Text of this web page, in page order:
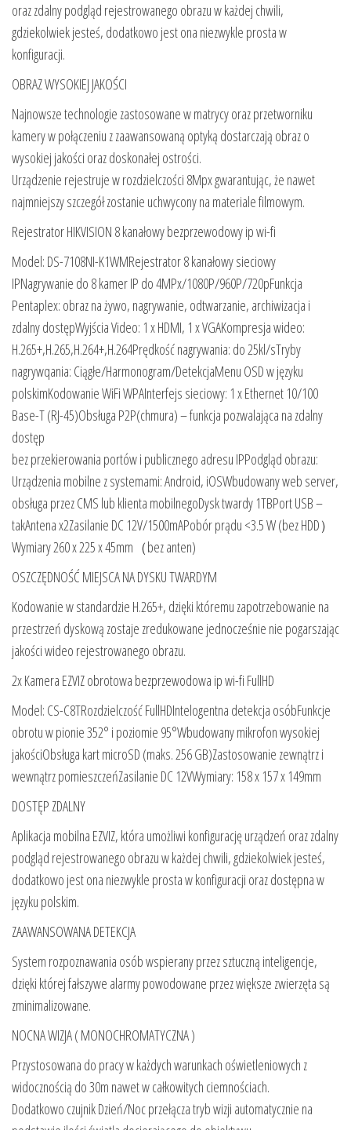
oraz zdalny podgląd rejestrowanego obrazu w każdej chwili,
gdziekolwiek jesteś, dodatkowo jest ona niezwykle prosta w
konfiguracji.
OBRAZ WYSOKIEJ JAKOŚCI
Najnowsze technologie zastosowane w matrycy oraz przetworniku
kamery w połączeniu z zaawansowaną optyką dostarczają obraz o
wysokiej jakości oraz doskonałej ostrości.
Urządzenie rejestruje w rozdzielczości 8Mpx gwarantując, że nawet
najmniejszy szczegół zostanie uchwycony na materiale filmowym.
Rejestrator HIKVISION 8 kanałowy bezprzewodowy ip wi-fi
Model: DS-7108NI-K1WMRejestrator 8 kanałowy sieciowy
IPNagrywanie do 8 kamer IP do 4MPx/1080P/960P/720pFunkcja
Pentaplex: obraz na żywo, nagrywanie, odtwarzanie, archiwizacja i
zdalny dostępWyjścia Video: 1 x HDMI, 1 x VGAKompresja wideo:
H.265+,H.265,H.264+,H.264Prędkość nagrywania: do 25kl/sTryby
nagrywqania: Ciągłe/Harmonogram/DetekcjaMenu OSD w języku
polskimKodowanie WiFi WPAInterfejs sieciowy: 1 x Ethernet 10/100
Base-T (RJ-45)Obsługa P2P(chmura) – funkcja pozwalająca na zdalny
dostęp
bez przekierowania portów i publicznego adresu IPPodgląd obrazu:
Urządzenia mobilne z systemami: Android, iOSWbudowany web server,
obsługa przez CMS lub klienta mobilnegoDysk twardy 1TBPort USB –
takAntena x2Zasilanie DC 12V/1500mAPobór prądu <3.5 W (bez HDD）
Wymiary 260 x 225 x 45mm（bez anten)
OSZCZĘDNOŚĆ MIEJSCA NA DYSKU TWARDYM
Kodowanie w standardzie H.265+, dzięki któremu zapotrzebowanie na
przestrzeń dyskową zostaje zredukowane jednocześnie nie pogarszając
jakości wideo rejestrowanego obrazu.
2x Kamera EZVIZ obrotowa bezprzewodowa ip wi-fi FullHD
Model: CS-C8TRozdzielczość FullHDIntelogentna detekcja osóbFunkcje
obrotu w pionie 352° i poziomie 95°Wbudowany mikrofon wysokiej
jakościObsługa kart microSD (maks. 256 GB)Zastosowanie zewnątrz i
wewnątrz pomieszczeńZasilanie DC 12VWymiary: 158 x 157 x 149mm
DOSTĘP ZDALNY
Aplikacja mobilna EZVIZ, która umożliwi konfigurację urządzeń oraz zdalny
podgląd rejestrowanego obrazu w każdej chwili, gdziekolwiek jesteś,
dodatkowo jest ona niezwykle prosta w konfiguracji oraz dostępna w
języku polskim.
ZAAWANSOWANA DETEKCJA
System rozpoznawania osób wspierany przez sztuczną inteligencje,
dzięki której fałszywe alarmy powodowane przez większe zwierzęta są
zminimalizowane.
NOCNA WIZJA ( MONOCHROMATYCZNA )
Przystosowana do pracy w każdych warunkach oświetleniowych z
widocznością do 30m nawet w całkowitych ciemnościach.
Dodatkowo czujnik Dzień/Noc przełącza tryb wizji automatycznie na